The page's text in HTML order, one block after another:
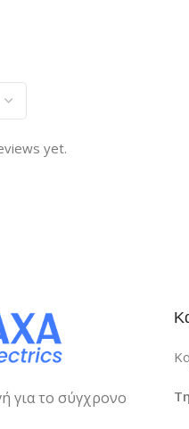
yet.
για το σύγχρονο